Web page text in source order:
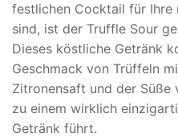
festlichen Cocktail für Ihre
sind, ist der Truffle Sour
Dieses köstliche Getränk
Geschmack von Trüffeln
Zitronensaft und der Süße
zu einem wirklich
Getränk führt.